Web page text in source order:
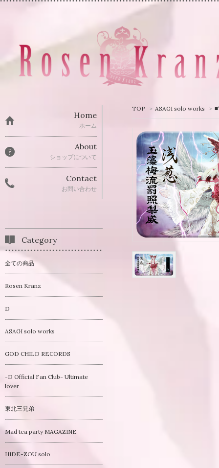
TOP > ASAGI solo works >
Home
ホーム
About
ショップについて
Contact
お問い合わせ
Category
全ての商品
Rosen Kranz
D
ASAGI solo works
GOD CHILD RECORDS
-D Official Fan Club- Ultimate
lover
東北三兄弟
Mad tea party MAGAZINE
HIDE-ZOU solo